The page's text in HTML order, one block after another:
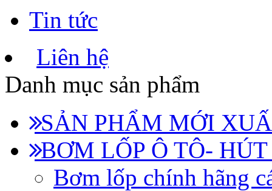
Tin tức
Liên hệ
Danh mục sản phẩm
SẢN PHẨM MỚI
BƠM LỐP Ô TÔ-
Bơm lốp chính hãng